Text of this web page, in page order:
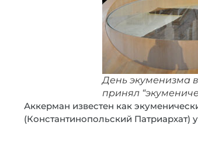
День экуменизма
принял
Аккерман известен как
(Константинопольский Патриархат)